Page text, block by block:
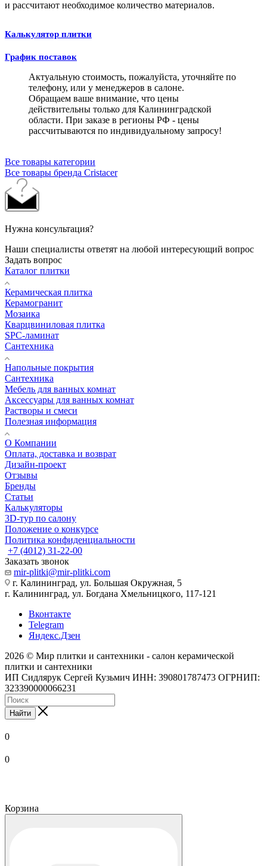
и рассчитают необходимое количество материалов.
Калькулятор плитки
График поставок
Актуальную стоимость, пожалуйста, уточняйте по
телефону, или у менеджеров в салоне.
Обращаем ваше внимание, что цены
действительны только для Калининградской
области. При заказе в регионы РФ - цены
рассчитываются по индивидуальному запросу!
Все товары категории
Все товары бренда Cristacer
Нужна консультация?
Наши специалисты ответят на любой интересующий вопрос
Задать вопрос
Каталог плитки
Керамическая плитка
Керамогранит
Мозаика
Кварцвиниловая плитка
SPC-ламинат
Сантехника
Напольные покрытия
Сантехника
Мебель для ванных комнат
Аксессуары для ванных комнат
Растворы и смеси
Полезная информация
О Компании
Оплата, доставка и возврат
Дизайн-проект
Отзывы
Бренды
Статьи
Калькуляторы
3D-тур по салону
Положение о конкурсе
Политика конфиденциальности
+7 (4012) 31-22-00
Заказать звонок
mir-plitki@mir-plitki.com
г. Калининград, ул. Большая Окружная, 5
г. Калининград, ул. Богдана Хмельницкого, 117-121
Вконтакте
Telegram
Яндекс.Дзен
2026 © Мир плитки и сантехники - салон керамической
плитки и сантехники
ИП Сидлярук Сергей Кузьмич ИНН: 390801787473 ОГРНИП:
323390000066231
Найти
0
0
Корзина